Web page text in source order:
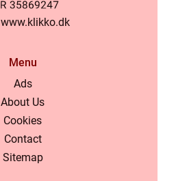
www.klikko.dk
Menu
Ads
About Us
Cookies
Contact
Sitemap